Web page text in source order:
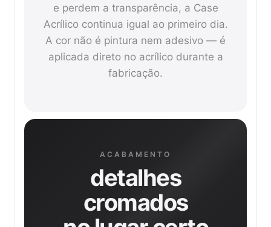
e perdem a transparência, a Case
Acrílico continua igual ao primeiro dia.
A cor não é pintura nem adesivo — é
aplicada direto no acrílico durante a
fabricação.
ACABAMENTO
detalhes
cromados